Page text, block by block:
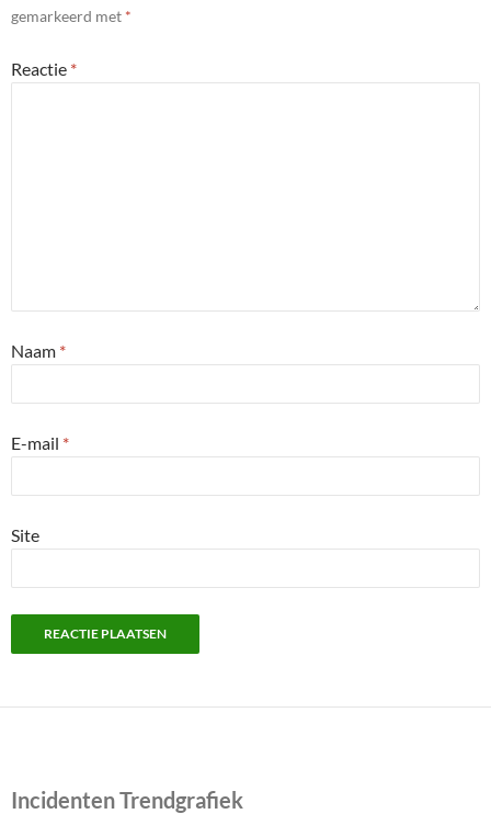
gemarkeerd met *
Reactie *
Naam *
E-mail *
Site
Incidenten Trendgrafiek